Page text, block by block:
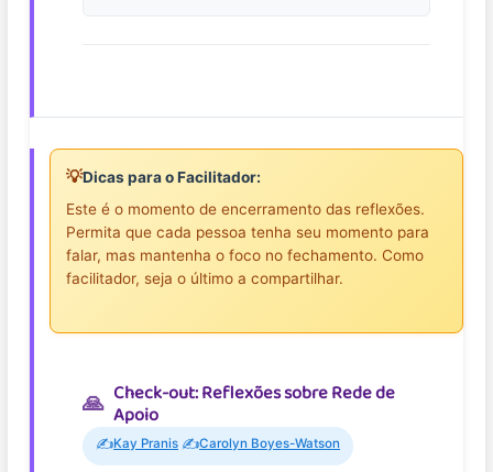
💡Dicas para o Facilitador:
Este é o momento de encerramento das reflexões.
Permita que cada pessoa tenha seu momento para
falar, mas mantenha o foco no fechamento. Como
facilitador, seja o último a compartilhar.
Check-out: Reflexões sobre Rede de
Apoio
✍️Kay Pranis ✍️Carolyn Boyes-Watson